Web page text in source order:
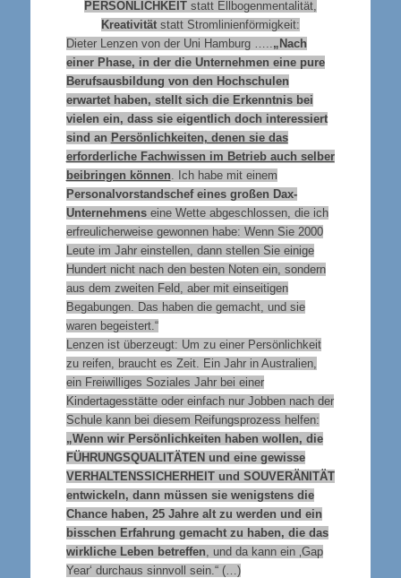
PERSÖNLICHKEITstatt Ellbogenmentalität,
Kreativität statt Stromlinienförmigkeit:
Dieter Lenzen von der Uni Hamburg ….. „Nach
einer Phase, in der die Unternehmen eine pure
Berufsausbildung von den Hochschulen
erwartet haben, stellt sich die Erkenntnis bei
vielen ein, dass sie eigentlich doch interessiert
sind an Persönlichkeiten, denen sie das
erforderliche Fachwissen im Betrieb auch selber
beibringen können . Ich habe mit einem
Personalvorstandschef eines großen Dax-
Unternehmenseine Wette abgeschlossen, die ich
erfreulicherweise gewonnen habe: Wenn Sie 2000
Leute im Jahr einstellen, dann stellen Sie einige
Hundert nicht nach den besten Noten ein, sondern
aus dem zweiten Feld, aber mit einseitigen
Begabungen. Das haben die gemacht, und sie
waren begeistert.“
Lenzen ist überzeugt: Um zu einer Persönlichkeit
zu reifen, braucht es Zeit. Ein Jahr in Australien,
ein Freiwilliges Soziales Jahr bei einer
Kindertagesstätte oder einfach nur Jobben nach der
Schule kann bei diesem Reifungsprozess helfen:
„Wenn wir Persönlichkeiten haben wollen, die
FÜHRUNGSQUALITÄTENund eine gewisse
VERHALTENSSICHERHEITund SOUVERÄNITÄT
entwickeln, dann müssen sie wenigstens die
Chance haben, 25 Jahre alt zu werden und ein
bisschen Erfahrung gemacht zu haben, die das
wirkliche Leben betreffen , und da kann ein ‚Gap
Year‘ durchaus sinnvoll sein.“ (…)